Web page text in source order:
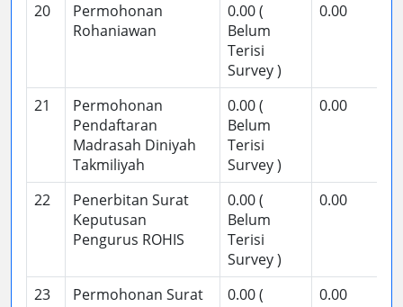
20
Permohonan
Rohaniawan
0.00 (
Belum
Terisi
Survey )
0.00
21
Permohonan
Pendaftaran
Madrasah Diniyah
Takmiliyah
0.00 (
Belum
Terisi
Survey )
0.00
22
Penerbitan Surat
Keputusan
Pengurus ROHIS
0.00 (
Belum
Terisi
Survey )
0.00
23
Permohonan Surat
0.00 (
0.00